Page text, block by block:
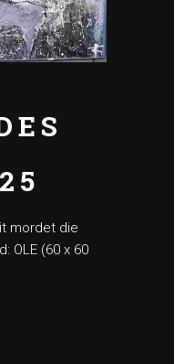
mordet die
OLE (60 x 60